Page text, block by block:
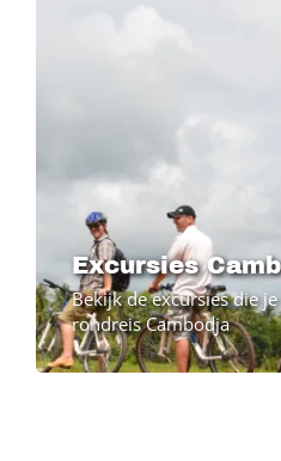
Excursies
Bekijk de excursies die
rondreis Cambodja